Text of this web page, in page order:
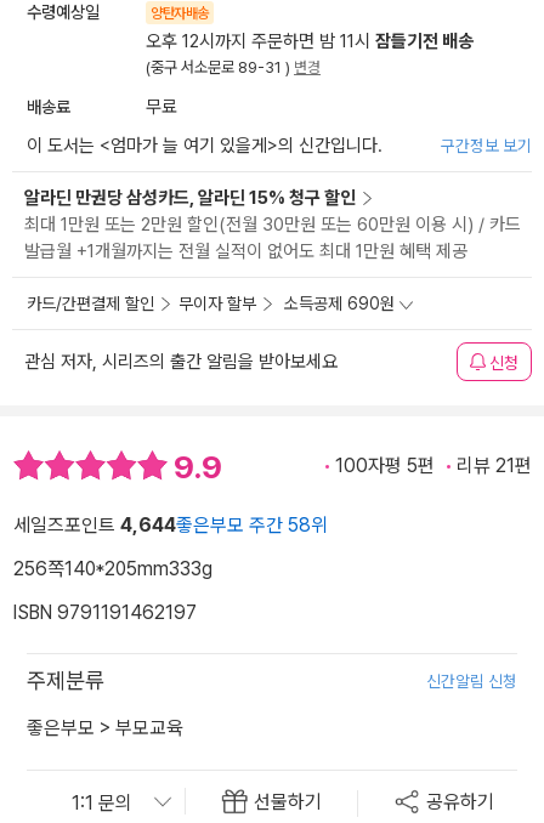
수령예상일 양탄자배송
오후 12시까지 주문하면 밤 11시 잠들기전 배송
(중구 서소문로 89-31 ) 변경
배송료
무료
이 도서는 <엄마가 늘 여기 있을게 >의 신간입니다. 구간정보 보기
알라딘 만권당 삼성카드, 알라딘 15% 청구 할인
최대 1만원 또는 2만원 할인(전월 30만원 또는 60만원 이용 시) / 카드
발급월 +1개월까지는 전월 실적이 없어도 최대 1만원 혜택 제공
카드/간편결제 할인 무이자 할부 소득공제 690원
관심 저자, 시리즈의 출간 알림을 받아보세요 신청
9.9 100자평 5편 리뷰 21편
세일즈포인트 4,644좋은부모 주간 58위
256쪽140*205mm333g
ISBN 9791191462197
주제분류 신간알림 신청
좋은부모 > 부모교육
선물하기 공유하기